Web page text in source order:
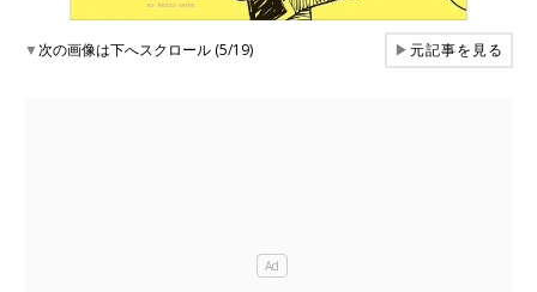
▼次の画像は下へスクロール (5/19) ▶元記事を見る